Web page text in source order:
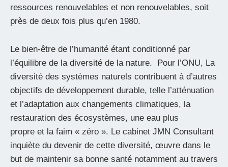
ressources renouvelables et non renouvelables, soit
près de deux fois plus qu’en 1980.
Le bien-être de l’humanité étant conditionné par
l’équilibre de la diversité de la nature. Pour l’ONU, La
diversité des systèmes naturels contribuent à d’autres
objectifs de développement durable, telle l’atténuation
et l’adaptation aux changements climatiques, la
restauration des écosystèmes, une eau plus
propre et la faim « zéro ». Le cabinet JMN Consultant
inquiète du devenir de cette diversité, œuvre dans le
but de maintenir sa bonne santé notamment au travers